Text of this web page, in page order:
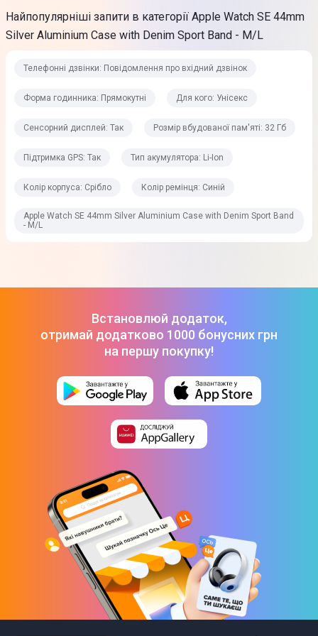
OLED
Сенсорний дисплей
Так
Особливості дисплея
Яскравість 1000 кд/м²
Технічні характеристики
Процесор
Акселерометр
Висотомір
Датчик зовнішнього освітлення
Bluetooth 5.3
Підтримка GPS
Наявність камери
Найпопулярніші запити в категорії Apple Watch SE 44mm
Silver Aluminium Case with Denim Sport Band - M/L
Телефонні дзвінки: Повідомлення про вхідний дзвінок
Форма годинника: Прямокутні Для кого: Унісекс
Сенсорний дисплей: Так Розмір вбудованої пам'яті: 32 Гб
Підтримка GPS: Так Тип акумулятора: Li-Ion
Колір корпуса: Срібло Колір ремінця: Синій
Apple Watch SE 44mm Silver Aluminium Case with Denim Sport Band
- M/L
Встановлюй додаток,
отримай додатково 1000 бонусних грн
на першу покупку!